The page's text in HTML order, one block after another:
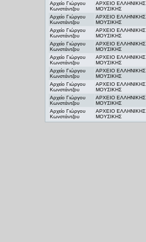
Αρχείο Γιώργου
Κωνστάντζου
ΑΡΧΕΙΟ ΕΛΛΗΝΙΚΗΣ
ΜΟΥΣΙΚΗΣ
Αρχείο Γιώργου
Κωνστάντζου
ΑΡΧΕΙΟ ΕΛΛΗΝΙΚΗΣ
ΜΟΥΣΙΚΗΣ
Αρχείο Γιώργου
Κωνστάντζου
ΑΡΧΕΙΟ ΕΛΛΗΝΙΚΗΣ
ΜΟΥΣΙΚΗΣ
Αρχείο Γιώργου
Κωνστάντζου
ΑΡΧΕΙΟ ΕΛΛΗΝΙΚΗΣ
ΜΟΥΣΙΚΗΣ
Αρχείο Γιώργου
Κωνστάντζου
ΑΡΧΕΙΟ ΕΛΛΗΝΙΚΗΣ
ΜΟΥΣΙΚΗΣ
Αρχείο Γιώργου
Κωνστάντζου
ΑΡΧΕΙΟ ΕΛΛΗΝΙΚΗΣ
ΜΟΥΣΙΚΗΣ
Αρχείο Γιώργου
Κωνστάντζου
ΑΡΧΕΙΟ ΕΛΛΗΝΙΚΗΣ
ΜΟΥΣΙΚΗΣ
Αρχείο Γιώργου
Κωνστάντζου
ΑΡΧΕΙΟ ΕΛΛΗΝΙΚΗΣ
ΜΟΥΣΙΚΗΣ
Αρχείο Γιώργου
Κωνστάντζου
ΑΡΧΕΙΟ ΕΛΛΗΝΙΚΗΣ
ΜΟΥΣΙΚΗΣ